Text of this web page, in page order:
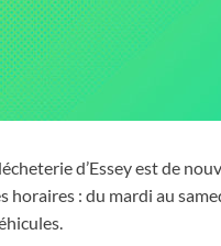
d’Essey est de
horaires : du mardi au